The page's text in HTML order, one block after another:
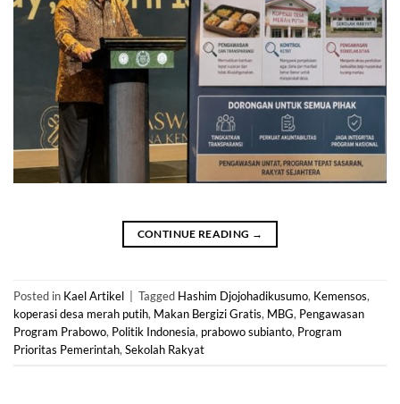
CONTINUE READING →
Posted in Kael Artikel Tagged Hashim Djojohadikusumo, Kemensos,
koperasi desa merah putih, Makan Bergizi Gratis, MBG, Pengawasan
Program Prabowo, Politik Indonesia, prabowo subianto, Program
Prioritas Pemerintah, Sekolah Rakyat